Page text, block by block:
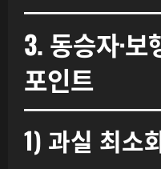
3. 동승자·
포인트
1) 과실 최소